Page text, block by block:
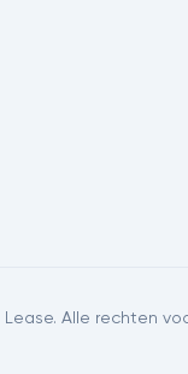
Alle rechten